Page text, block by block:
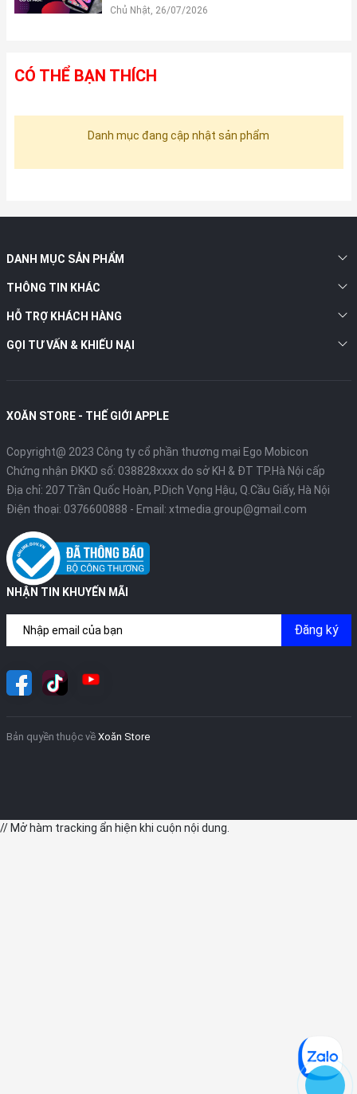
Chủ Nhật, 26/07/2026
CÓ THỂ BẠN THÍCH
Danh mục đang cập nhật sản phẩm
DANH MỤC SẢN PHẨM
THÔNG TIN KHÁC
HỖ TRỢ KHÁCH HÀNG
GỌI TƯ VẤN & KHIẾU NẠI
XOĂN STORE - THẾ GIỚI APPLE
Copyright@ 2023 Công ty cổ phần thương mại Ego Mobicon
Chứng nhận ĐKKD số: 038828xxxx do sở KH & ĐT TP.Hà Nội cấp
Địa chỉ: 207 Trần Quốc Hoàn, P.Dịch Vọng Hậu, Q.Cầu Giấy, Hà Nội
Điện thoại: 0376600888 - Email: xtmedia.group@gmail.com
NHẬN TIN KHUYẾN MÃI
Đăng ký
Bản quyền thuộc về Xoăn Store
// Mở hàm tracking ẩn hiện khi cuộn nội dung.